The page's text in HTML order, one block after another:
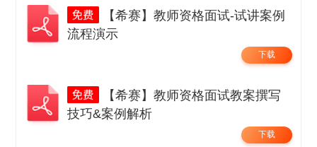
【希赛】教师资格面试-试讲案例
流程演示
下载
【希赛】教师资格面试教案撰写
技巧&案例解析
下载